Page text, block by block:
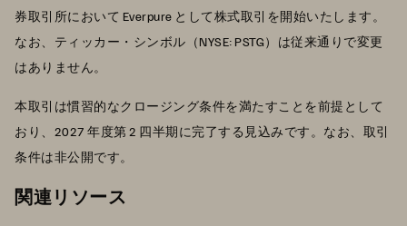
券取引所において Everpure として株式取引を開始いたします。
なお、ティッカー・シンボル（NYSE: PSTG）は従来通りで変更
はありません。
本取引は慣習的なクロージング条件を満たすことを前提として
おり、2027 年度第 2 四半期に完了する見込みです。なお、取引
条件は非公開です。
関連リソース